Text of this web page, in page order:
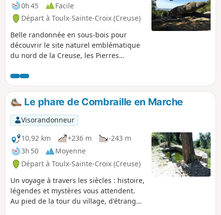
0h 45
Facile
Départ à Toulx-Sainte-Croix (Creuse)
Belle randonnée en sous-bois pour
découvrir le site naturel emblématique
du nord de la Creuse, les Pierres
classé et sa légende, lieu de promenade
prisé de George Sand et de Chopin
lorsqu'il séjournait au Château de
Boussac.Le phare de Combraille en Marche
Visorandonneur
10,92 km
+236 m
-243 m
3h 50
Moyenne
Départ à Toulx-Sainte-Croix (Creuse)
Un voyage à travers les siècles : histoire,
légendes et mystères vous attendent.
Au pied de la tour du village, d'étranges